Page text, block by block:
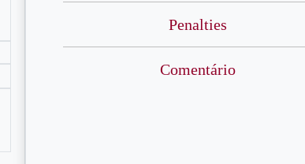
Penalties
Comentário